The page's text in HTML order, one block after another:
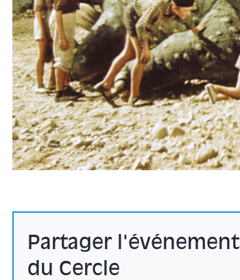
Partager l'événement
du Cercle